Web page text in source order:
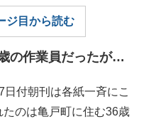
ジ目から読む
の作業員だったが…
日付朝刊は各紙一斉にこ
のは亀戸町に住む36歳